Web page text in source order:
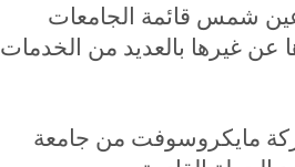
شمس قائمة الجامعات
عن غيرها بالعديد من الخدمات
لخدمات شركة مايكروسوفت من جامعة